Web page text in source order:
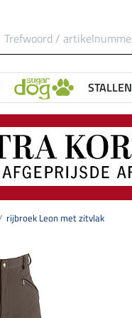
STALLEN
rijbroek Leon met zitvlak